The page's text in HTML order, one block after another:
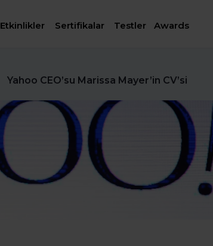
Etkinlikler Sertifikalar Testler Awards
Yahoo CEO’su Marissa Mayer’in CV’si